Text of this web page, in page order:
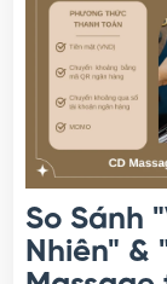
So Sánh
Nhiên" &